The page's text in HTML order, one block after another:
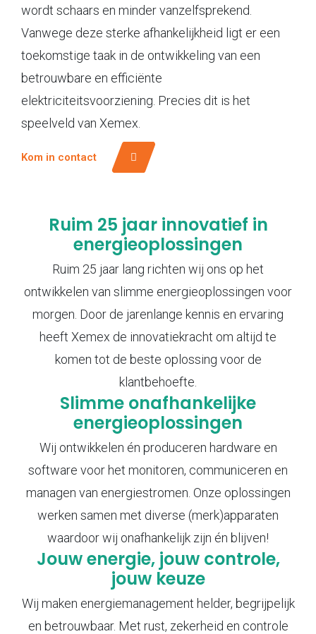
wordt schaars en minder vanzelfsprekend.
Vanwege deze sterke afhankelijkheid ligt er een
toekomstige taak in de ontwikkeling van een
betrouwbare en efficiënte
elektriciteitsvoorziening. Precies dit is het
speelveld van Xemex.
Kom in contact
Ruim 25 jaar innovatief in
energieoplossingen
Ruim 25 jaar lang richten wij ons op het
ontwikkelen van slimme energieoplossingen voor
morgen. Door de jarenlange kennis en ervaring
heeft Xemex de innovatiekracht om altijd te
komen tot de beste oplossing voor de
klantbehoefte.
Slimme onafhankelijke
energieoplossingen
Wij ontwikkelen én produceren hardware en
software voor het monitoren, communiceren en
managen van energiestromen. Onze oplossingen
werken samen met diverse (merk)apparaten
waardoor wij onafhankelijk zijn én blijven!
Jouw energie, jouw controle,
jouw keuze
Wij maken energiemanagement helder, begrijpelijk
en betrouwbaar. Met rust, zekerheid en controle